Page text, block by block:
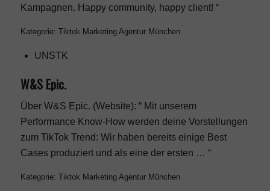
Kampagnen. Happy community, happy client! “
Kategorie: Tiktok Marketing Agentur München
UNSTK
W&S Epic.
Über W&S Epic. (Website): “ Mit unserem
Performance Know-How werden deine Vorstellungen
zum TikTok Trend: Wir haben bereits einige Best
Cases produziert und als eine der ersten … “
Kategorie: Tiktok Marketing Agentur München